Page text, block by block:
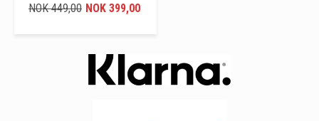
NOK 399,00
NOK 449,00